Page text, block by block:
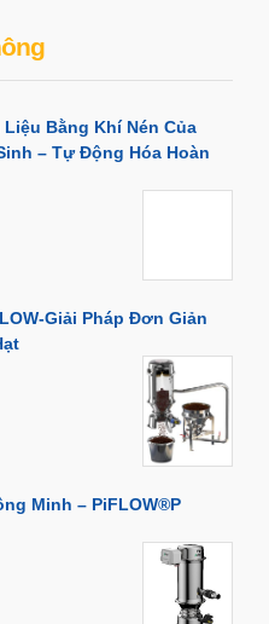
Bằng Khí Nén Của
– Tự Động Hóa Hoàn
Giải Pháp Đơn Giản
Minh – PiFLOW®p